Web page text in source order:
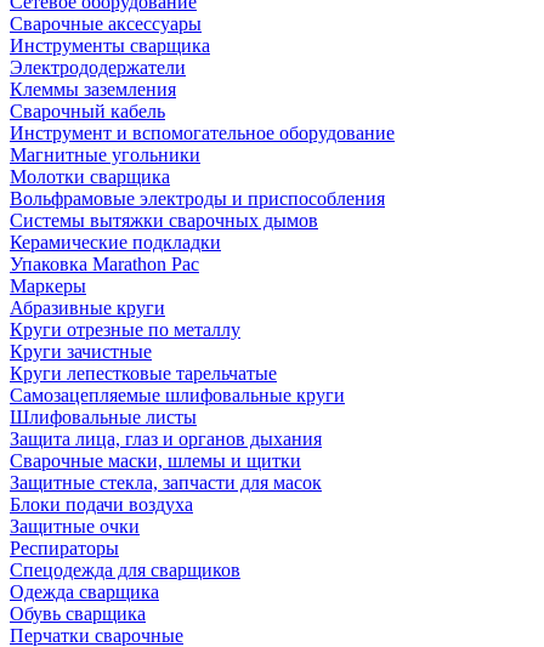
Сварочные аксессуары
Инструменты сварщика
Электрододержатели
Клеммы заземления
Сварочный кабель
Инструмент и вспомогательное оборудование
Магнитные угольники
Молотки сварщика
Вольфрамовые электроды и приспособления
Системы вытяжки сварочных дымов
Керамические подкладки
Упаковка Marathon Pac
Маркеры
Абразивные круги
Круги отрезные по металлу
Круги зачистные
Круги лепестковые тарельчатые
Самозацепляемые шлифовальные круги
Шлифовальные листы
Защита лица, глаз и органов дыхания
Сварочные маски, шлемы и щитки
Защитные стекла, запчасти для масок
Блоки подачи воздуха
Защитные очки
Респираторы
Спецодежда для сварщиков
Одежда сварщика
Обувь сварщика
Перчатки сварочные